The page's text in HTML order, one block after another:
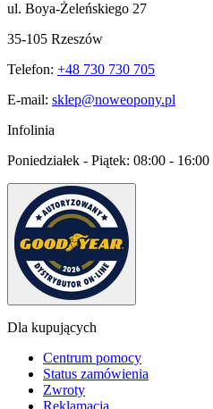
ul. Boya-Żeleńskiego 27
35-105 Rzeszów
Telefon: +48 730 730 705
E-mail: sklep@noweopony.pl
Infolinia
Poniedziałek - Piątek: 08:00 - 16:00
Dla kupujących
Centrum pomocy
Status zamówienia
Zwroty
Reklamacja